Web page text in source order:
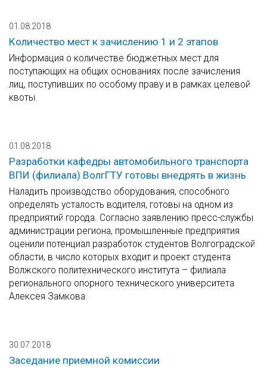
01.08.2018
Количество мест к зачислению 1 и 2 этапов
Информация о количестве бюджетных мест для
поступающих на общих основаниях после зачисления
лиц, поступивших по особому праву и в рамках целевой
квоты.
01.08.2018
Разработки кафедры автомобильного транспорта
ВПИ (филиала) ВолгГТУ готовы внедрять в жизнь
Наладить производство оборудования, способного
определять усталость водителя, готовы на одном из
предприятий города. Согласно заявлению пресс-службы
администрации региона, промышленные предприятия
оценили потенциал разработок студентов Волгоградской
области, в число которых входит и проект студента
Волжского политехнического института – филиала
регионального опорного технического университета
Алексея Замкова.
30.07.2018
Заседание приемной комиссии